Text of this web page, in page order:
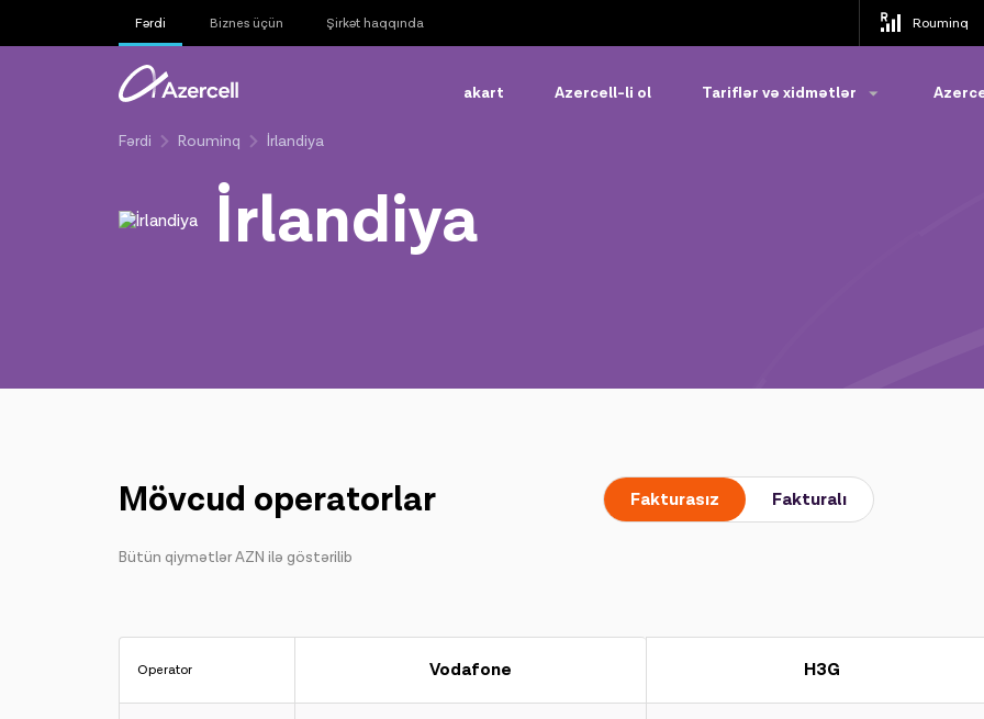
Fərdi Biznes üçün Şirkət haqqında Rouminq
akart Azercell-li ol Tariflər və xidmətlər
Fərdi Rouminq İrlandiya
İrlandiya
Mövcud operatorlar
Bütün qiymətlər AZN ilə göstərilib
Fakturasız Fakturalı
Operator Vodafone H3G